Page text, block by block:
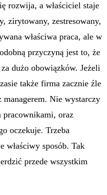
rozwija, a właściciel staje
zirytowany, zestresowany,
właściwa praca, ale w
przyczyną jest to, że
dużo obowiązków. Jeżeli
także firma zacznie źle
Nie wystarczy
pracownikami, oraz
oczekuje. Trzeba
właściwy sposób. Tak
przede wszystkim